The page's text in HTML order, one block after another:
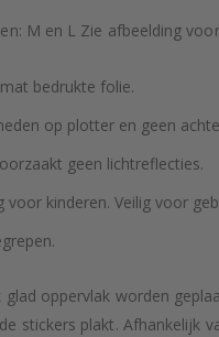
M en L Zie afbeelding
bedrukte folie.
op plotter en geen
geen lichtreflecties.
voor kinderen. Veilig voor
glad oppervlak worden
stickers plakt. Afhankelijk